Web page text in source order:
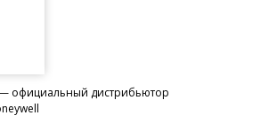
официальный дистрибьютор